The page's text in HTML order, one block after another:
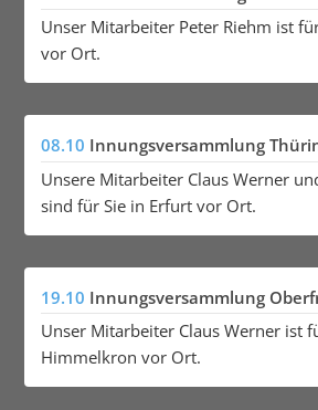
Unser Mitarbeiter Peter Riehm ist
vor Ort.
08.10 Innungsversammlung
Unsere Mitarbeiter Claus Werner
sind für Sie in Erfurt vor Ort.
19.10 Innungsversammlung
Unser Mitarbeiter Claus Werner ist
Himmelkron vor Ort.